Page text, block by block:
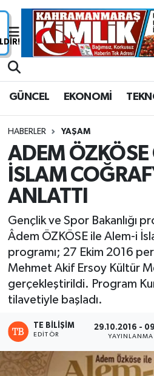
GÜNCEL EKONOMİ
HABERLER YAŞAM
ADEM ÖZKÖSE
İSLAM
ANLATTI
Gençlik ve Spor Bakanlığı
Âdem ÖZKÖSE ile Alem-i
programı; 27 Ekim 2016
Mehmet Akif Ersoy Kültür
gerçekleştirildi. Program
tilavetiyle başladı.
TE BILIŞIM
EDITÖR
29.10.2016 -
YAYINLANMA
Nöbetçi Eczaneler
Trafik Durumu
Süper Lig Puan Durumu
Tüm Manşetler
Son Dakika Haberleri
Haber Arşivi